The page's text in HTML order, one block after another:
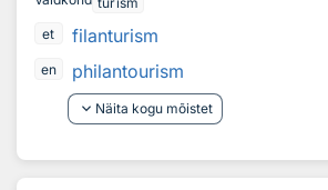
et
filanturism
en
philantourism
keyboard_arrow_down Näita kogu mõistet